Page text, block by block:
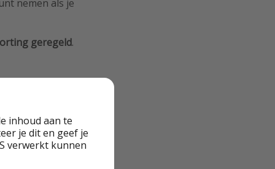
nemen als je
geregeld.
comfortabel en
tarieven.
inhoud aan te
je dit en geef je
verwerkt kunnen